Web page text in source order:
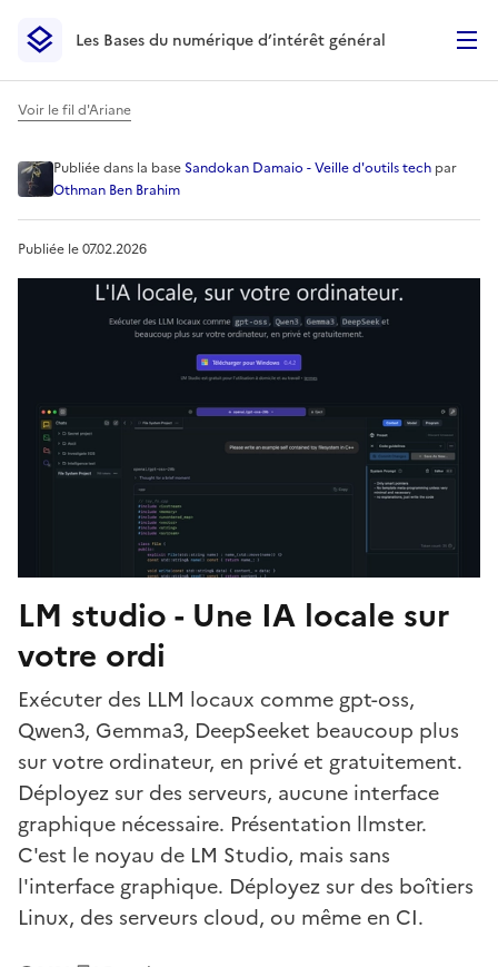
Les Bases du numérique d’intérêt général- Retour à la
Les Bases du numérique d’intérêt général
Voir le fil d'Ariane
LM studio - Une IA locale
Publiéedans la base Sandokan Damaio - Veille d'outils tech par
Othman Ben Brahim
Publiée le07.02.2026
LM studio - Une IA locale sur
votre ordi
Exécuter des LLM locaux comme gpt-oss,
Qwen3, Gemma3, DeepSeeket beaucoup plus
sur votre ordinateur, en privé et gratuitement.
Déployez sur des serveurs, aucune interface
graphique nécessaire. Présentation llmster.
C'est le noyau de LM Studio, mais sans
l'interface graphique. Déployez sur des boîtiers
Linux, des serveurs cloud, ou même en CI.